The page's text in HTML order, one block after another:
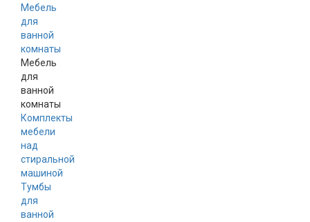
Мебель
для
ванной
комнаты
Мебель
для
ванной
комнаты
Комплекты
мебели
над
стиральной
машиной
Тумбы
для
ванной